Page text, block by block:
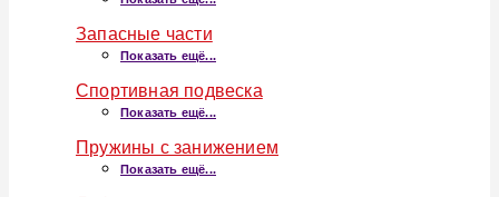
Запасные части
Показать ещё...
Спортивная подвеска
Показать ещё...
Пружины с занижением
Показать ещё...